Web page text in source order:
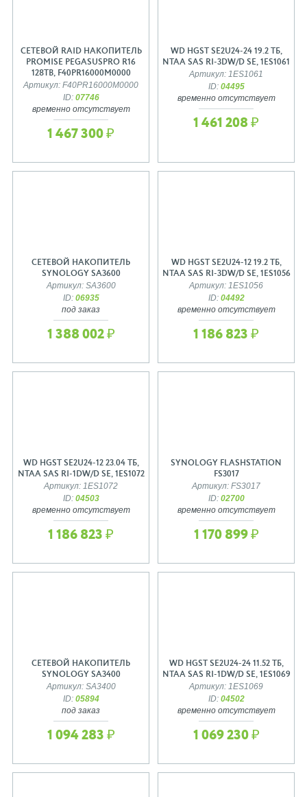
СЕТЕВОЙ RAID НАКОПИТЕЛЬ
PROMISE PEGASUSPRO R16
128TB, F40PR16000M0000
Артикул: F40PR16000M0000
ID: 07746
временно отсутствует
1 467 300 ₽
WD HGST SE2U24-24 19.2 ТБ,
NTAA SAS RI-3DW/D SE, 1ES1061
Артикул: 1ES1061
ID: 04495
временно отсутствует
1 461 208 ₽
СЕТЕВОЙ НАКОПИТЕЛЬ
SYNOLOGY SA3600
Артикул: SA3600
ID: 06935
под заказ
1 388 002 ₽
WD HGST SE2U24-12 19.2 ТБ,
NTAA SAS RI-3DW/D SE, 1ES1056
Артикул: 1ES1056
ID: 04492
временно отсутствует
1 186 823 ₽
WD HGST SE2U24-12 23.04 ТБ,
NTAA SAS RI-1DW/D SE, 1ES1072
Артикул: 1ES1072
ID: 04503
временно отсутствует
1 186 823 ₽
SYNOLOGY FLASHSTATION
FS3017
Артикул: FS3017
ID: 02700
временно отсутствует
1 170 899 ₽
СЕТЕВОЙ НАКОПИТЕЛЬ
SYNOLOGY SA3400
Артикул: SA3400
ID: 05894
под заказ
1 094 283 ₽
WD HGST SE2U24-24 11.52 ТБ,
NTAA SAS RI-1DW/D SE, 1ES1069
Артикул: 1ES1069
ID: 04502
временно отсутствует
1 069 230 ₽